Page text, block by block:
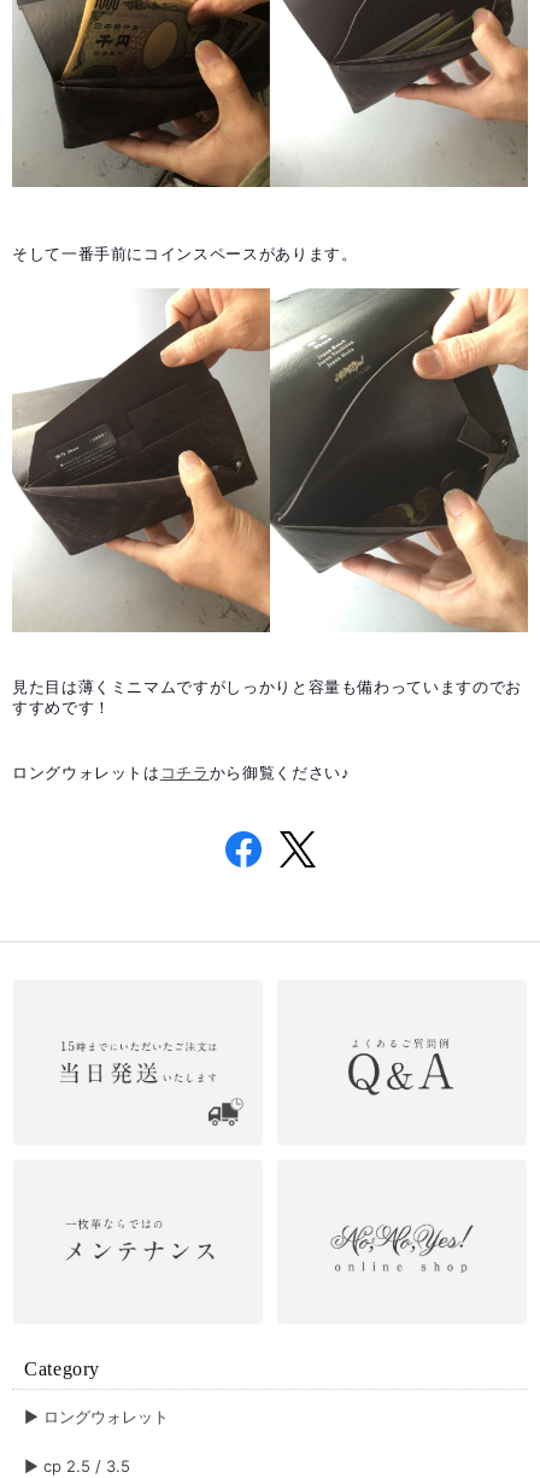
そして一番手前にコインスペースがあります。
見た目は薄くミニマムですがしっかりと容量も備わっていますのでお
すすめです！
ロングウォレットは コチラ から御覧ください♪
Category
▶︎ ロングウォレット
▶︎ cp 2.5 / 3.5